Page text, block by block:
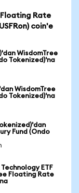
Rate
coin'e
WisdomTree
Tokenized)'na
WisdomTree
Tokenized)'na
Fund (Ondo
ETF
Floating Rate